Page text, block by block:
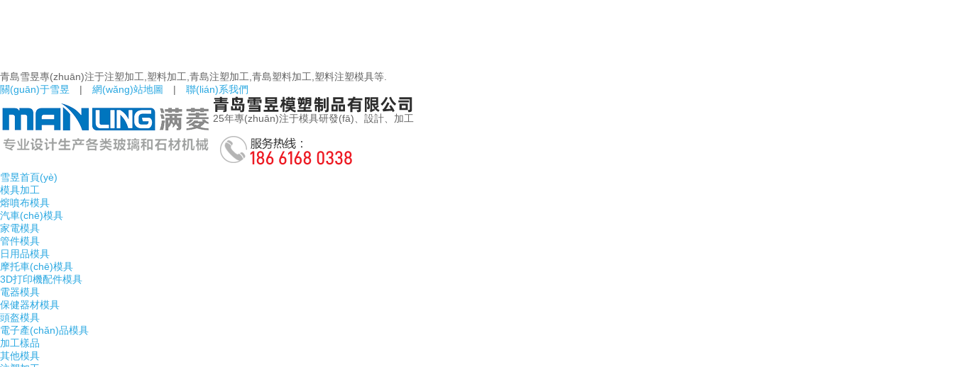
青島雪昱專(zhuān)注于注塑加工,塑料加工,青島注塑加工,青島塑料加工,塑料注塑模具等.
關(guān)于雪昱 | 網(wǎng)站地圖 | 聯(lián)系我們
25年專(zhuān)注于模具研發(fā)、設計、加工
雪昱首頁(yè)
模具加工
熔噴布模具
汽車(chē)模具
家電模具
管件模具
日用品模具
摩托車(chē)模具
3D打印機配件模具
電器模具
保健器材模具
頭盔模具
電子產(chǎn)品模具
加工樣品
其他模具